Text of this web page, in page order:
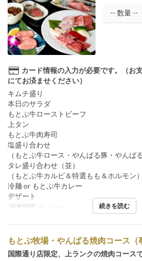
カード情報の入力が必要です。（お
にてお済ませください）
キムチ盛り
本日のサラダ
もとぶ牛ローストビーフ
上タン
もとぶ牛肉寿司
塩盛り合わせ
（もとぶ牛ロース・やんばる豚・やんばる
タレ盛り合わせ（並）
（もとぶ牛カルビ＆特選もも＆ホルモン）
冷麺 or もとぶ牛カレー
デザート
食事時間 ディナー 続きを読む
もとぶ牧場・やんばる焼肉コース（
国際通り店限定、上ランクの焼肉コースで